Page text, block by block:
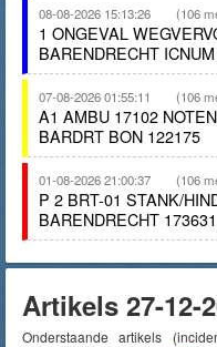
08-08-2026 15:13:26 (106
1 ONGEVAL
BARENDRECHT
07-08-2026 01:55:11 (106
A1 AMBU 17102
BARDRT BON 122175
01-08-2026 21:00:37 (106
P 2 BRT-01 STANK/
BARENDRECHT 173631
Artikels 27-12-
Onderstaande artikels